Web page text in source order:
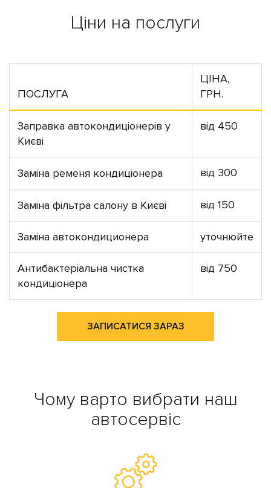
Ціни на послуги
ПОСЛУГА
ЦІНА,
ГРН.
Заправка автокондиціонерів у
Києві
від 450
Заміна ременя кондиціонера від 300
Заміна фільтра салону в Києві від 150
Заміна автокондиционера уточнюйте
Антибактеріальна чистка
кондиціонера
від 750
ЗАПИСАТИСЯ ЗАРАЗ
Чому варто вибрати наш
автосервіс